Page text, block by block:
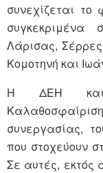
συνεχίζεται
Λάρισας,
Κομοτηνή και
Η ΔΕΗ και
συνεργασίας,
που στοχεύουν
Σε αυτές, εκτός